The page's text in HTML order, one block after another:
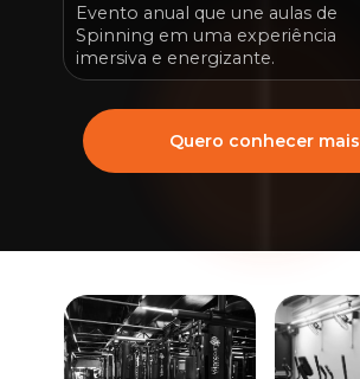
Evento anual que une aulas de
Spinning em uma experiência
imersiva e energizante.
Quero conhecer mais